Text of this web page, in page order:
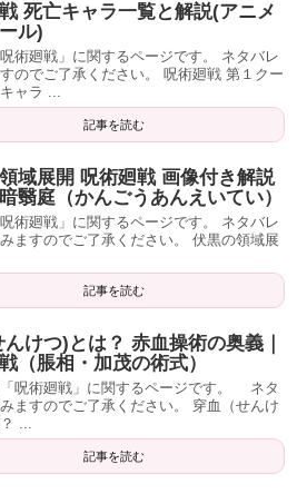
死亡キャラ一覧と解説(アニメ
ル)
術廻戦」に関するページです。 ネタバレ
のでご了承ください。 呪術廻戦 第１クー
ャラ ...
記事を読む
域展開 呪術廻戦 画像付き解説
暗翳庭（かんごうあんえいてい）
術廻戦」に関するページです。 ネタバレ
ますのでご了承ください。 伏黒の領域展
記事を読む
けつ)とは？ 赤血操術の奥義｜
（脹相・加茂の術式）
呪術廻戦」に関するページです。 ネタ
ますのでご了承ください。 穿血（せんけ
...
記事を読む